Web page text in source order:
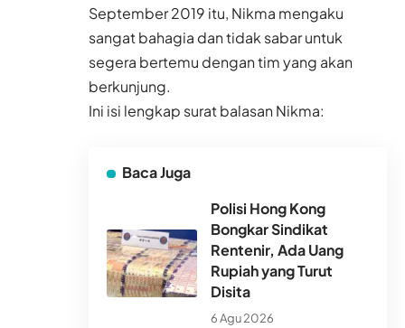
September 2019 itu, Nikma mengaku
sangat bahagia dan tidak sabar untuk
segera bertemu dengan tim yang akan
berkunjung.
Ini isi lengkap surat balasan Nikma:
Baca Juga
Polisi Hong Kong
Bongkar Sindikat
Rentenir, Ada Uang
Rupiah yang Turut
Disita
6 Agu 2026